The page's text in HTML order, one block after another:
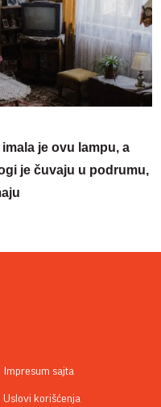
je ovu lampu, a
je čuvaju u podrumu,
Impresum sajta
Uslovi korišćenja